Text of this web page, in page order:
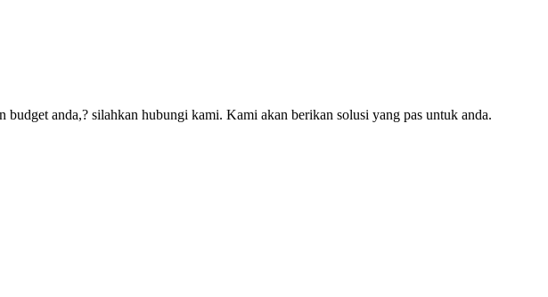
anda,? silahkan hubungi kami. Kami akan berikan solusi yang pas untuk anda.